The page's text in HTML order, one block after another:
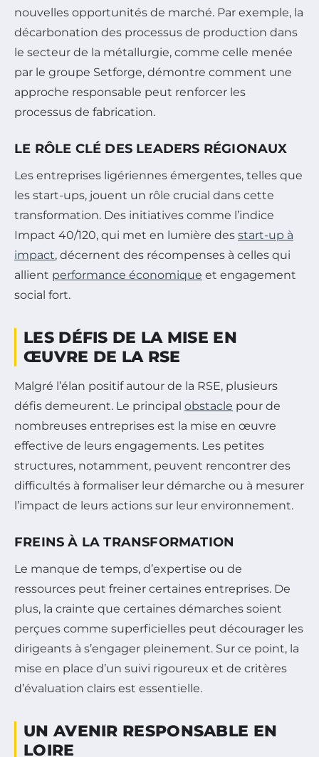
nouvelles opportunités de marché. Par exemple, la
décarbonation des processus de production dans
le secteur de la métallurgie, comme celle menée
par le groupe Setforge, démontre comment une
approche responsable peut renforcer les
processus de fabrication.
LE RÔLE CLÉ DES LEADERS RÉGIONAUX
Les entreprises ligériennes émergentes, telles que
les start-ups, jouent un rôle crucial dans cette
transformation. Des initiatives comme l’indice
Impact 40/120, qui met en lumière des start-up à
impact, décernent des récompenses à celles qui
allient performance économique et engagement
social fort.
LES DÉFIS DE LA MISE EN
ŒUVRE DE LA RSE
Malgré l’élan positif autour de la RSE, plusieurs
défis demeurent. Le principal obstacle pour de
nombreuses entreprises est la mise en œuvre
effective de leurs engagements. Les petites
structures, notamment, peuvent rencontrer des
difficultés à formaliser leur démarche ou à mesurer
l’impact de leurs actions sur leur environnement.
FREINS À LA TRANSFORMATION
Le manque de temps, d’expertise ou de
ressources peut freiner certaines entreprises. De
plus, la crainte que certaines démarches soient
perçues comme superficielles peut décourager les
dirigeants à s’engager pleinement. Sur ce point, la
mise en place d’un suivi rigoureux et de critères
d’évaluation clairs est essentielle.
UN AVENIR RESPONSABLE EN
LOIRE